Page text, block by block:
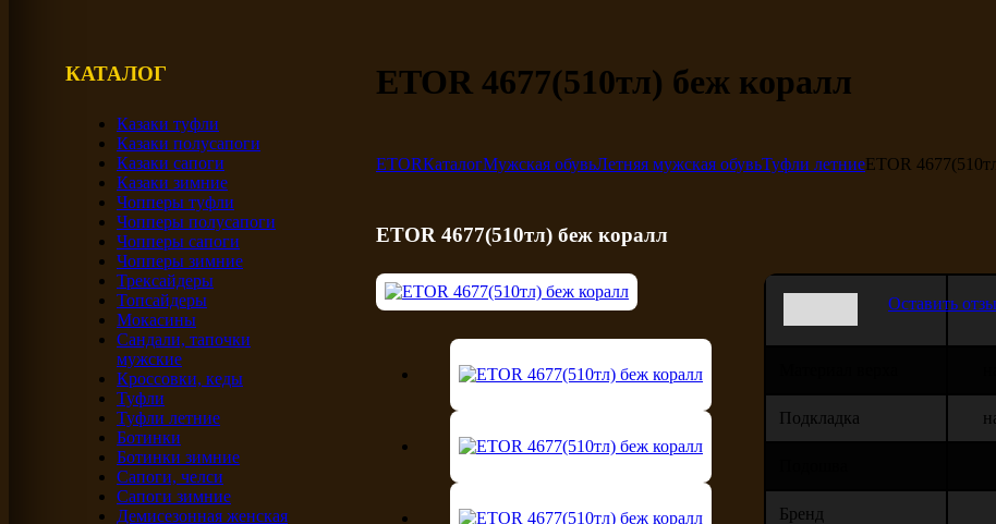
КАТАЛОГ
Казаки туфли
Казаки полусапоги
Казаки сапоги
Казаки зимние
Чопперы туфли
Чопперы полусапоги
Чопперы сапоги
Чопперы зимние
Трексайдеры
Топсайдеры
Мокасины
Сандали, тапочки
мужские
Кроссовки, кеды
Туфли
Туфли летние
Ботинки
Ботинки зимние
Сапоги, челси
Сапоги зимние
Демисезонная женская
ETOR 4677(510тл) беж коралл
ETORКаталогМужская обувьЛетняя мужская обувьТуфли летниеETOR
ETOR 4677(510тл) беж коралл
Оставить
Подкладка
Бренд